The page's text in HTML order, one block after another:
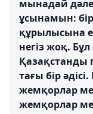
мынадай
ұсынамын:
құрылысына
негіз жоқ.
Қазақстанды
тағы бір
жемқорлар
жемқорлар